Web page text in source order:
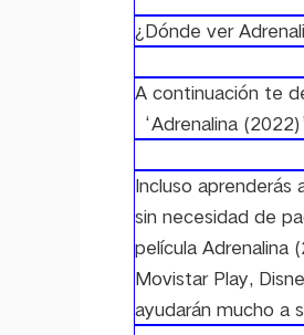
¿Dónde ver
A continuación te
‘Adrenalina
Incluso aprenderás
sin necesidad de
película Adrenalina
Movistar Play,
ayudarán mucho a